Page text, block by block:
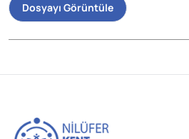
Dosyayı Görüntüle